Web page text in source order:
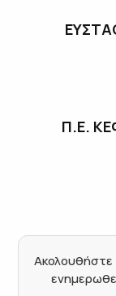
Π.Ε.
Ακολουθήστε